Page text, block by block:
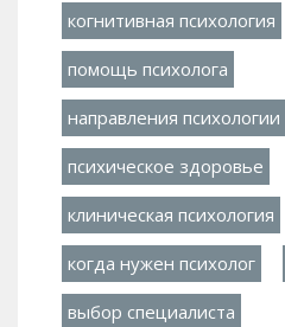
когнитивная психология
помощь психолога
направления психологии
психическое здоровье
клиническая психология
когда нужен психолог
выбор специалиста